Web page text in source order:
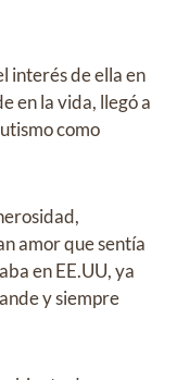
interés de ella en
en la vida, llegó a
como
amor que sentía
en EE.UU, ya
y siempre